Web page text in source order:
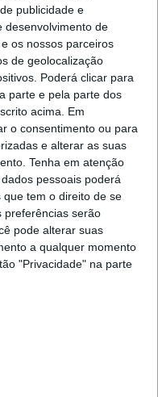
publicidade e
desenvolvimento de
os nossos parceiros
de geolocalização
Poderá clicar para
parte e pela parte dos
acima. Em
o consentimento ou para
e alterar as suas
Tenha em atenção
pessoais poderá
tem o direito de se
preferências serão
pode alterar suas
a qualquer momento
"Privacidade" na parte
a vencedora da
de Malha, da
Tradicional do
decorreu em
de 20 equipas.
em 2º lugar ficou a
seguindo-se José
4 de junho, em